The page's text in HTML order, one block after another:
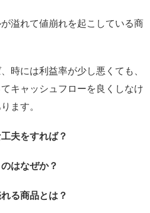
溢れて値崩れを起こしている商
時には利益率が少し悪くても、
キャッシュフローを良くしなけ
ます。
夫をすれば？
はなぜか？
る商品とは？